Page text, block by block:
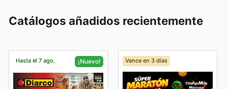
Catálogos añadidos recientemente
Hasta el 7 ago. ¡Nuevo! Vence en 3 días